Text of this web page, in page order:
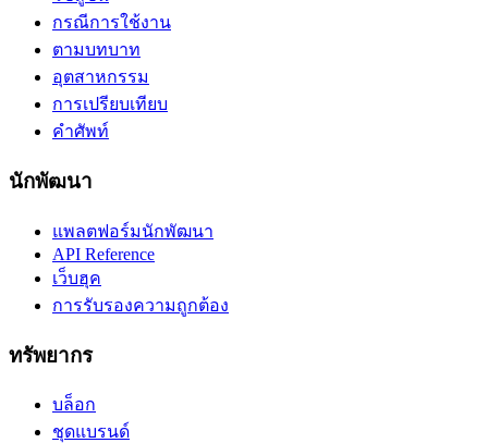
กรณีการใช้งาน
ตามบทบาท
อุตสาหกรรม
การเปรียบเทียบ
คำศัพท์
นักพัฒนา
แพลตฟอร์มนักพัฒนา
API Reference
เว็บฮุค
การรับรองความถูกต้อง
ทรัพยากร
บล็อก
ชุดแบรนด์